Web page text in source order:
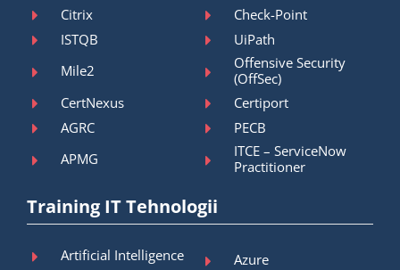
Citrix
Check-Point
ISTQB
UiPath
Mile2
Offensive Security
(OffSec)
CertNexus
Certiport
AGRC
PECB
APMG
ITCE – ServiceNow
Practitioner
Training IT Tehnologii
Artificial Intelligence
Azure